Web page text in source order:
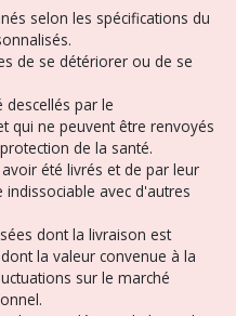
selon les spécifications du
de se détériorer ou de se
par le
qui ne peuvent être renvoyés
de la santé.
été livrés et de par leur
avec d'autres
dont la livraison est
la valeur convenue à la
sur le marché